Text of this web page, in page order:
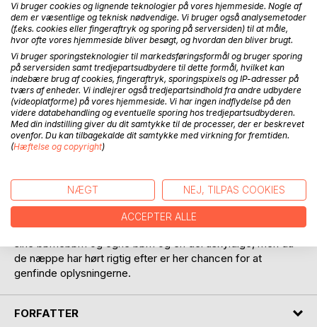
LÆG I INDKØBSKURVEN
Føj til ønskeliste
Anmeld titel
Et udvalg af viden og gode råd og historier, om mangt og
meget, som forfatteren har fundet interessant, har fortalt
sine børnebørn og egne børn og en del uskyldige, men da
de næppe har hørt rigtig efter er her chancen for at
genfinde oplysningerne.
FORFATTER
Vi bruger cookies og lignende teknologier på vores hjemmeside. Nogle af
dem er væsentlige og teknisk nødvendige. Vi bruger også analysemetoder
(f.eks. cookies eller fingeraftryk og sporing på serversiden) til at måle,
hvor ofte vores hjemmeside bliver besøgt, og hvordan den bliver brugt.
Vi bruger sporingsteknologier til markedsføringsformål og bruger sporing
på serversiden samt tredjepartsudbydere til dette formål, hvilket kan
indebære brug af cookies, fingeraftryk, sporingspixels og IP-adresser på
tværs af enheder. Vi indlejrer også tredjepartsindhold fra andre udbydere
(videoplatforme) på vores hjemmeside. Vi har ingen indflydelse på den
videre databehandling og eventuelle sporing hos tredjepartsudbyderen.
Med din indstilling giver du dit samtykke til de processer, der er beskrevet
ovenfor. Du kan tilbagekalde dit samtykke med virkning for fremtiden.
(Hæftelse og copyright)
NÆGT NEJ, TILPAS COOKIES
ACCEPTER ALLE